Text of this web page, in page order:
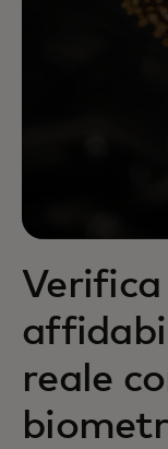
reale